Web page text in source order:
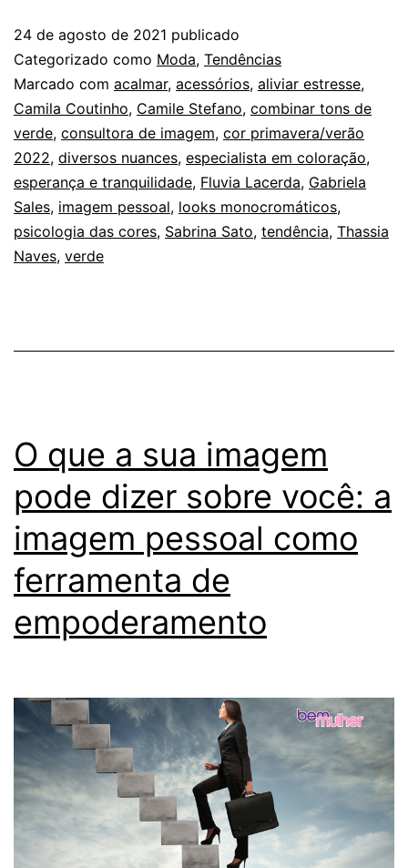
verde
será
a
cor
da
primavera/
24 de agosto de 2021 publicado
Categorizado como Moda, Tendências
Marcado com acalmar, acessórios, aliviar estresse,
Camila Coutinho, Camile Stefano, combinar tons de
verde, consultora de imagem, cor primavera/verão
2022, diversos nuances, especialista em coloração,
esperança e tranquilidade, Fluvia Lacerda, Gabriela
Sales, imagem pessoal, looks monocromáticos,
psicologia das cores, Sabrina Sato, tendência, Thassia
Naves, verde
O que a sua imagem
pode dizer sobre você: a
imagem pessoal como
ferramenta de
empoderamento